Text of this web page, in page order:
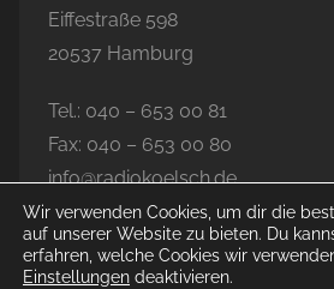
Eiffestraße 598
20537 Hamburg
Tel.: 040 – 653 00 81
Fax: 040 – 653 00 80
info@radiokoelsch.de
Wir verwenden Cookies, um dir die
auf unserer Website zu bieten. Du
erfahren, welche Cookies wir
Einstellungen deaktivieren.